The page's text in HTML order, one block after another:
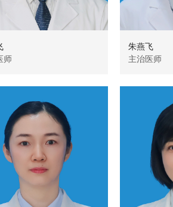
师
朱燕飞
主治医师